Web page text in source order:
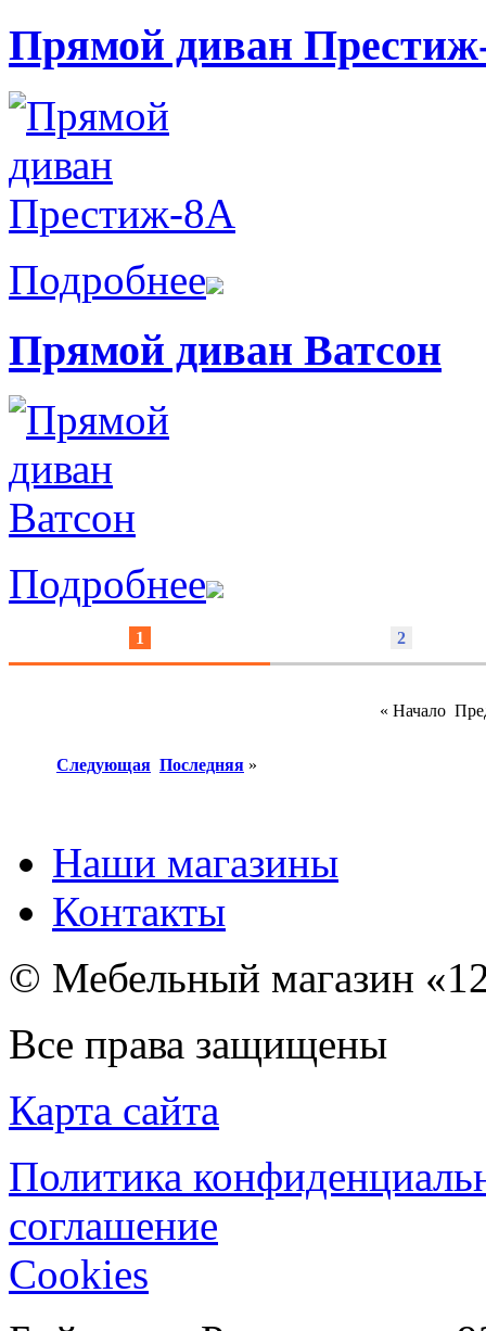
Прямой диван
Подробнее
Прямой диван Ватсон
Подробнее
1 2
« Начало
Следующая Последняя »
Наши магазины
Контакты
© Мебельный магазин
Все права защищены
Карта сайта
Политика
соглашение
Cookies